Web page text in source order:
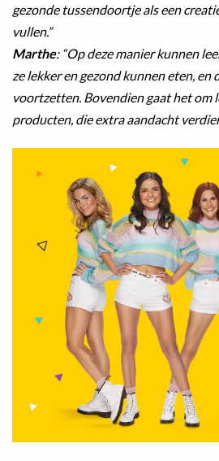
gezonde tussendoortje als een
vullen.”
Marthe: “Op deze manier kunnen
ze lekker en gezond kunnen eten, en
voortzetten. Bovendien gaat het om
producten, die extra aandacht